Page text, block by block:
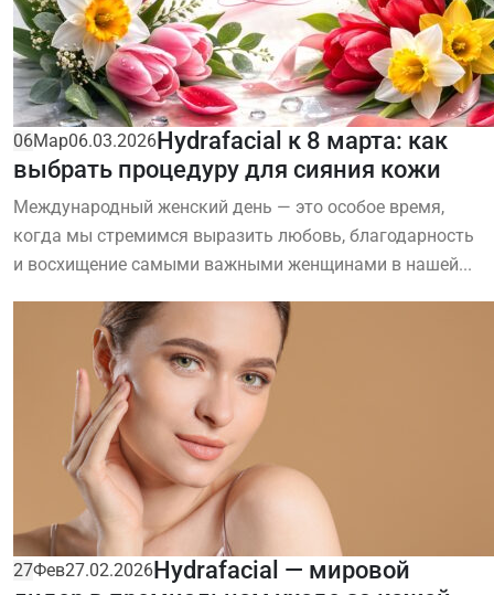
06Мар06.03.2026Hydrafacial к 8 марта: как
выбрать процедуру для сияния кожи
Международный женский день — это особое время,
когда мы стремимся выразить любовь, благодарность
и восхищение самыми важными женщинами в нашей...
27Фев27.02.2026Hydrafacial — мировой